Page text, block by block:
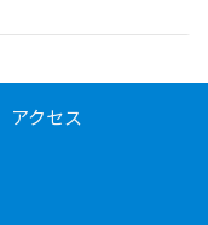
アクセス